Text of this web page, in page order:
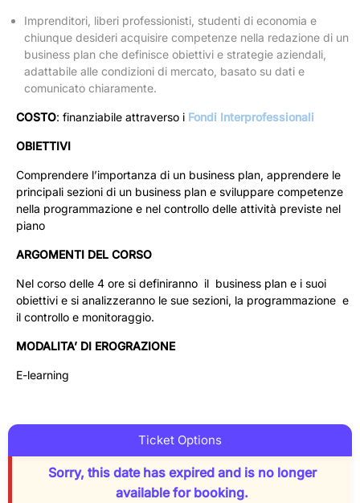
Imprenditori, liberi professionisti, studenti di economia e
chiunque desideri acquisire competenze nella redazione di un
business plan che definisce obiettivi e strategie aziendali,
adattabile alle condizioni di mercato, basato su dati e
comunicato chiaramente.
COSTO: finanziabile attraverso i Fondi Interprofessionali
OBIETTIVI
Comprendere l’importanza di un business plan, apprendere le
principali sezioni di un business plan e sviluppare competenze
nella programmazione e nel controllo delle attività previste nel
piano
ARGOMENTI DEL CORSO
Nel corso delle 4 ore si definiranno il business plan e i suoi
obiettivi e si analizzeranno le sue sezioni, la programmazione e
il controllo e monitoraggio.
MODALITA’ DI EROGRAZIONE
E-learning
Ticket Options
Sorry, this date has expired and is no longer
available for booking.